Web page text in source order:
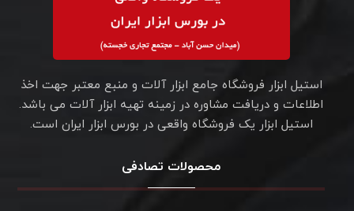
استیل ابزار فروشگاه جامع ابزار آلات و منبع معتبر جهت اخذ
اطلاعات و دریافت مشاوره در زمینه تهیه ابزار آلات می باشد.
استیل ابزار یک فروشگاه واقعی در بورس ابزار ایران است.
محصولات تصادفی